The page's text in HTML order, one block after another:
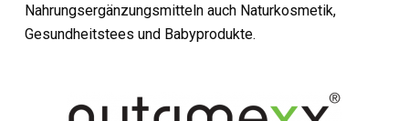
Nahrungsergänzungsmitteln auch Naturkosmetik,
Gesundheitstees und Babyprodukte.